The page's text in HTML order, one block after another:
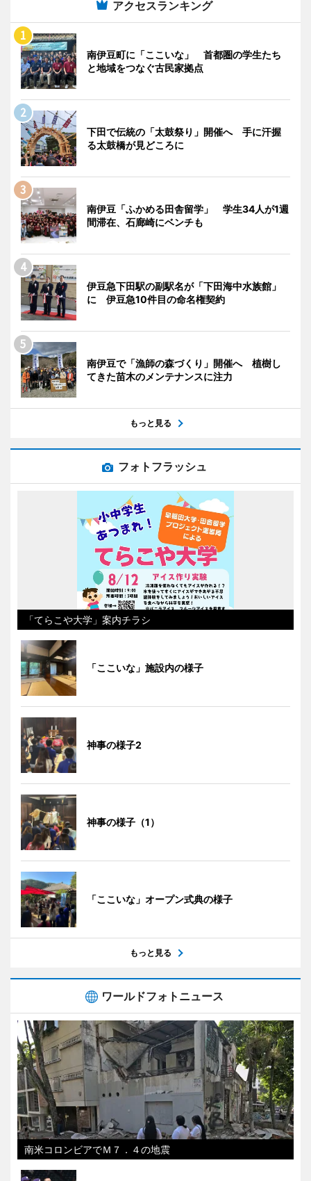
アクセスランキング
南伊豆町に「ここいな」 首都圏の学生たち
と地域をつなぐ古民家拠点
下田で伝統の「太鼓祭り」開催へ 手に汗握
る太鼓橋が見どころに
南伊豆「ふかめる田舎留学」 学生34人が1週
間滞在、石廊崎にベンチも
伊豆急下田駅の副駅名が「下田海中水族館」
に 伊豆急10件目の命名権契約
南伊豆で「漁師の森づくり」開催へ 植樹し
てきた苗木のメンテナンスに注力
もっと見る
フォトフラッシュ
「てらこや大学」案内チラシ
「ここいな」施設内の様子
神事の様子2
神事の様子（1）
「ここいな」オープン式典の様子
もっと見る
ワールドフォトニュース
南米コロンビアでＭ７．４の地震